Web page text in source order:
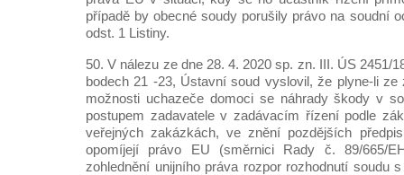
případě by obecné soudy porušily právo na soudní
odst. 1 Listiny.
50. V nálezu ze dne 28. 4. 2020 sp. zn. III. ÚS 2451/
bodech 21 -23, Ústavní soud vyslovil, že plyne-li ze
možnosti uchazeče domoci se náhrady škody v
postupem zadavatele v zadávacím řízení podle
veřejných zakázkách, ve znění pozdějších
opomíjejí právo EU (směrnici Rady č. 89/665/
zohlednění unijního práva rozpor rozhodnutí soudu